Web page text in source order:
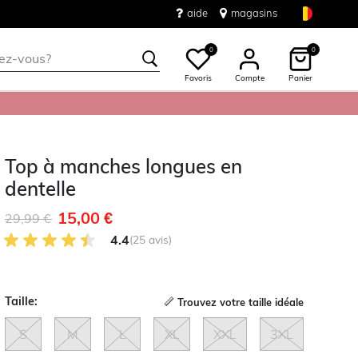
aide magasins
0
Favoris Compte
0
Panier
Top à manches longues en
dentelle
Remise de
29,99 €à 15,00 €
4.4 sur 5 avis des clients
4.4(25 avis)
Taille: Trouvez votre taille idéale
S M L XL XXL 3XL